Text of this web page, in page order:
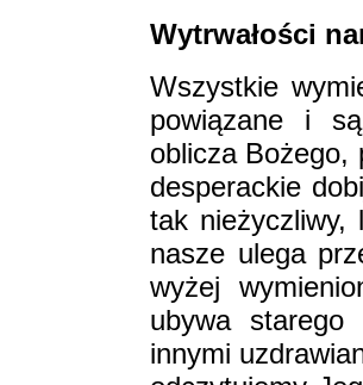
Wytrwałości
Wszystkie
powiązane i
oblicza Bożego,
desperackie
tak nieżyczliwy,
nasze ulega
wyżej
ubywa starego
innymi